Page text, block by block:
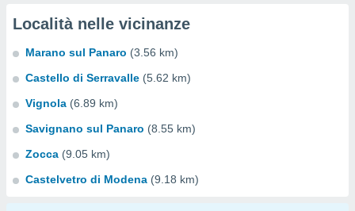
Località nelle vicinanze
Marano sul Panaro (3.56 km)
Castello di Serravalle (5.62 km)
Vignola (6.89 km)
Savignano sul Panaro (8.55 km)
Zocca (9.05 km)
Castelvetro di Modena (9.18 km)